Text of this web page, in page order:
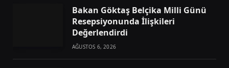
Bakan Göktaş Belçika Milli Günü
Resepsiyonunda İlişkileri
Değerlendirdi
AĞUSTOS 6, 2026